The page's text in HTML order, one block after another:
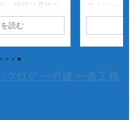
、嫁様は見終わ
した すごく楽
スメです
んはご立腹です
&n ...
読む
マノジョーは
別の器で納豆
す いやぁ、